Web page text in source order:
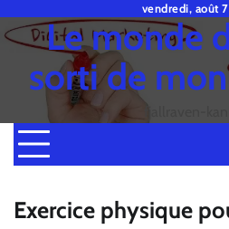
to
content
vendredi, août
Le monde
sorti de
fjallraven-
Exercice physique